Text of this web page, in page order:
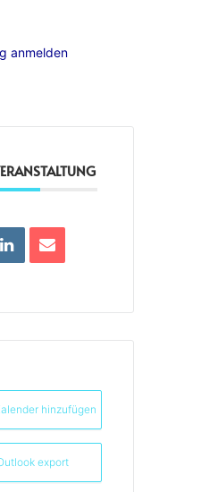
anmelden
hinzufügen
export